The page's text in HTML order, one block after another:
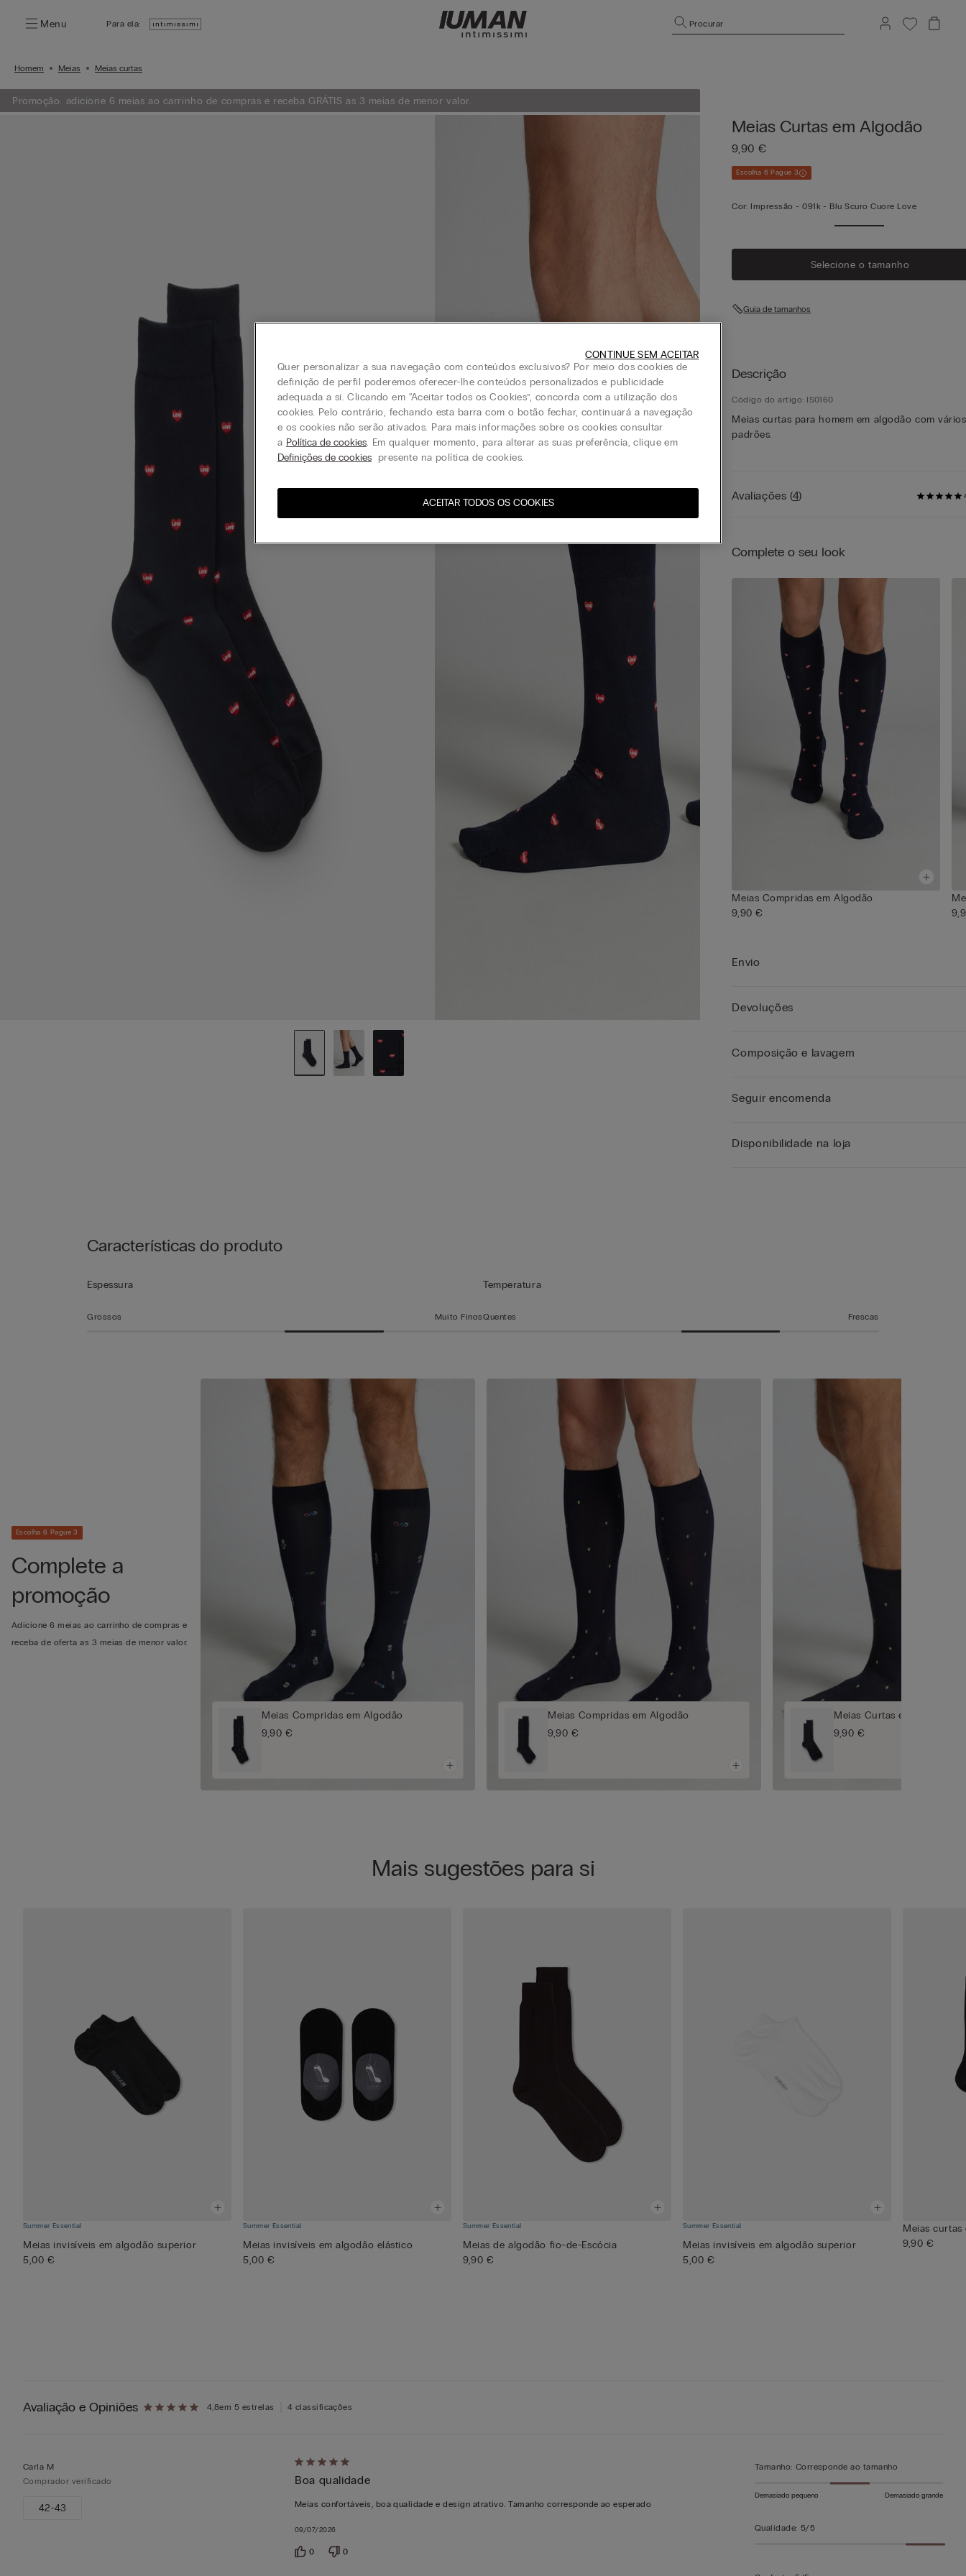
Menu Para ela: Procurar
Homem Meias Meias curtas
Promoção: adicione 6 meias ao carrinho de compras e receba GRÁTIS as 3 meias de menor valor.
Meias Curtas em Algodão
9,90 €
Escolha 6 Pague 3
Cor: Impressão -091k - Blu Scuro Cuore Love
Selecione o tamanho
Guia de tamanhos
Descrição
Código do artigo: IS0160
Meias curtas para homem em algodão com vários
padrões.
Avaliações (4)
Complete o seu look
Meias Compridas em Algodão
9,90 €
Envio
Devoluções
Composição e lavagem
Seguir encomenda
Disponibilidade na loja
Características do produto
Espessura
Grossos Muito Finos
Temperatura
Quentes Frescas
Escolha 6 Pague 3
Complete a
promoção
Adicione 6 meias ao carrinho de compras e
receba de oferta as 3 meias de menor valor.
Meias Compridas em Algodão
9,90 €
Meias Compridas em Algodão
9,90 €
Meias Curtas em Algodão
9,90 €
Mais sugestões para si
Summer Essential
Meias invisíveis em algodão superior
5,00 €
Summer Essential
Meias invisíveis em algodão elástico
5,00 €
Summer Essential
Meias de algodão fio-de-Escócia
9,90 €
Summer Essential
Meias invisíveis em algodão superior
5,00 €
Meias
9,90 €
Avaliação e Opiniões 4,8em 5 estrelas 4 classificações
Carla M
Comprador verificado
42-43
Atribuiu
5
em
Boa qualidade
Meias confortáveis, boa qualidade e design atrativo. Tamanho corresponde ao esperado
09/07/2026
0 0
Tamanho: Corresponde ao tamanho
Demasiado pequeno Demasiado grande
Qualidade: 5/5
Quer personalizar a sua navegação com conteúdos exclusivos? Por meio dos cookies de
definição de perfil poderemos oferecer-lhe conteúdos personalizados e publicidade
adequada a si. Clicando em “Aceitar todos os Cookies”, concorda com a utilização dos
cookies. Pelo contrário, fechando esta barra com o botão fechar, continuará a navegação
e os cookies não serão ativados. Para mais informações sobre os cookies consultar
a Política de cookies. Em qualquer momento, para alterar as suas preferência, clique em
Definições de cookies presente na política de cookies.
ACEITAR TODOS OS COOKIES
CONTINUE SEM ACEITAR